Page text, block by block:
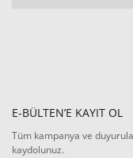
E-BÜLTEN’E KAYIT OL
Tüm kampanya ve
kaydolunuz.